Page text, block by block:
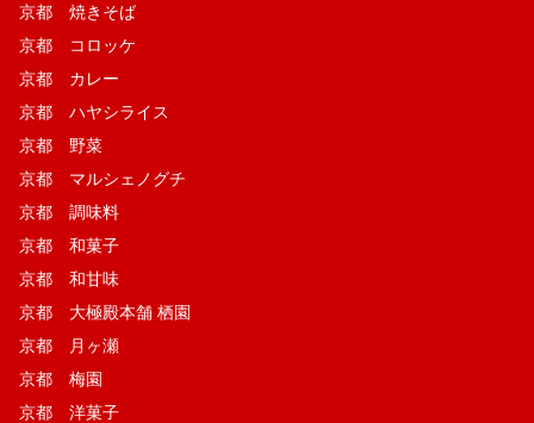
京都 焼きそば
京都 コロッケ
京都 カレー
京都 ハヤシライス
京都 野菜
京都 マルシェノグチ
京都 調味料
京都 和菓子
京都 和甘味
京都 大極殿本舗 栖園
京都 月ヶ瀬
京都 梅園
京都 洋菓子